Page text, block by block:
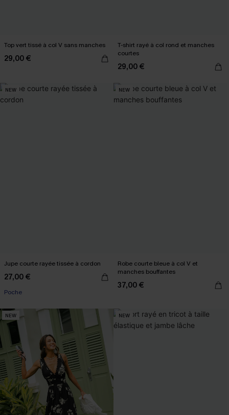
Top vert tissé à col V sans manches
29,00 €
T-shirt rayé à col rond et manches
courtes
29,00 €
NEW
Jupe courte rayée tissée à cordon
27,00 €
Poche
NEW
Robe courte bleue à col V et
manches bouffantes
37,00 €
NEW NEW